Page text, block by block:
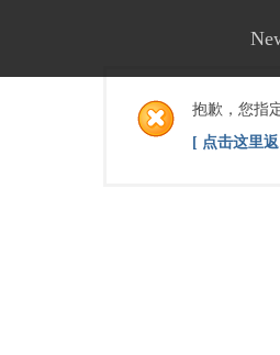
抱歉，您指
[ 点击这里